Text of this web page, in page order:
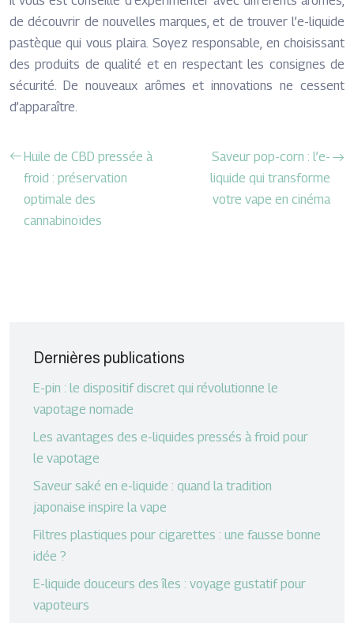
de découvrir de nouvelles marques, et de trouver l’e-liquide
pastèque qui vous plaira. Soyez responsable, en choisissant
des produits de qualité et en respectant les consignes de
sécurité. De nouveaux arômes et innovations ne cessent
d’apparaître.
Huile de CBD pressée à
froid : préservation
optimale des
cannabinoïdes
Saveur pop-corn : l’e-
liquide qui transforme
votre vape en cinéma
Dernières publications
E-pin : le dispositif discret qui révolutionne le
vapotage nomade
Les avantages des e-liquides pressés à froid pour
le vapotage
Saveur saké en e-liquide : quand la tradition
japonaise inspire la vape
Filtres plastiques pour cigarettes : une fausse bonne
idée ?
E-liquide douceurs des îles : voyage gustatif pour
vapoteurs